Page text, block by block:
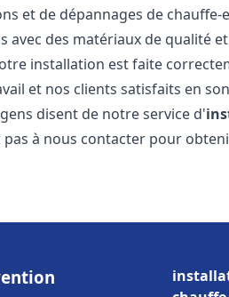
et de dépannages de chauffe-
avec des matériaux de qualité
installation est faite
et nos clients satisfaits en
disent de notre service d'
pas à nous contacter pour